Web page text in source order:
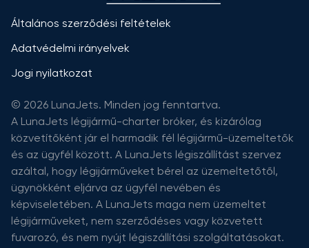
Általános szerződési feltételek
Adatvédelmi irányelvek
Jogi nyilatkozat
© 2026 LunaJets. Minden jog fenntartva.
A LunaJets légijármű-charter bróker, és kizárólag
közvetítőként jár el harmadik fél légijármű-üzemeltetők
és az ügyfél között. A LunaJets légiszállítást szervez
azáltal, hogy légijárműveket bérel az üzemeltetőtől,
ügynökként eljárva az ügyfél nevében és
képviseletében. A LunaJets maga nem üzemeltet
légijárműveket, nem szerződéses vagy közvetett
fuvarozó, és nem nyújt légiszállítási szolgáltatásokat.